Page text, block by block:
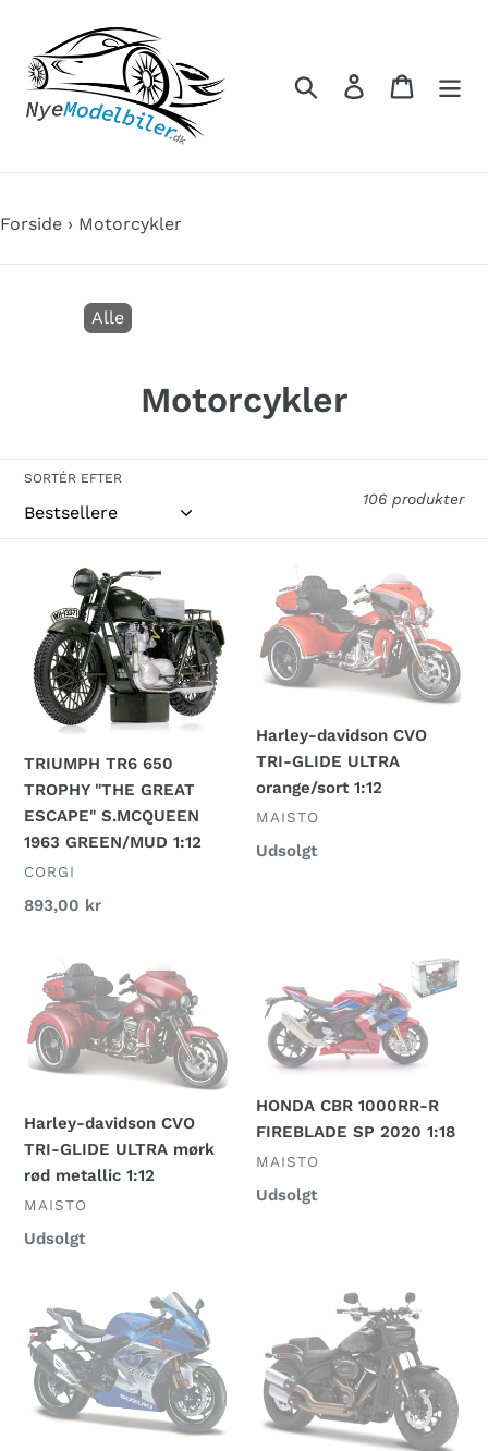
indhold
Søg
Log ind
Forside › Motorcykler
Alle
S
i
n
g
:
Motorcykler
SORTÉR EFTER
106 produkter
TRIUMPH
650
TROPHY
"THE
GREAT
ESCAPE"
S.MCQUEEN
1963
GREEN/MUD
1:12
TRIUMPH TR6 650
TROPHY "THE GREAT
ESCAPE" S.MCQUEEN
1963 GREEN/MUD 1:12
FORHANDLER
CORGI
Normalpris
893,00 kr
Harley-
davidson
CVO
TRI-
GLIDE
orange/sort
1:12
Harley-davidson CVO
TRI-GLIDE ULTRA
orange/sort 1:12
FORHANDLER
MAISTO
Normalpris
Udsolgt
Harley-
davidson
CVO
TRI-
GLIDE
mørk
rød
metallic
1:12
Harley-davidson CVO
TRI-GLIDE ULTRA mørk
rød metallic 1:12
FORHANDLER
MAISTO
Normalpris
Udsolgt
CBR
1000RR-
FIREBLADE
SP
2020
HONDA CBR 1000RR-R
FIREBLADE SP 2020 1:18
FORHANDLER
MAISTO
Normalpris
Udsolgt
GSX-
R
1000
Davidson
2000
Fat
Bob